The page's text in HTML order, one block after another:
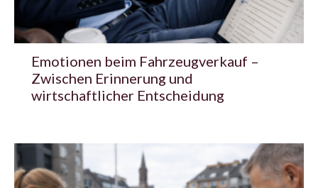
Emotionen beim Fahrzeugverkauf –
Zwischen Erinnerung und
wirtschaftlicher Entscheidung